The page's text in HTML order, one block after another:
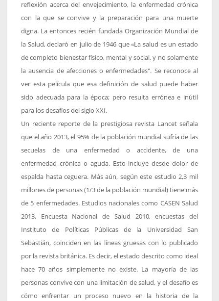
reflexión acerca del envejecimiento, la enfermedad crónica
con la que se convive y la preparación para una muerte
digna. La entonces recién fundada Organización Mundial de
la Salud, declaró en julio de 1946 que «La salud es un estado
de completo bienestar físico, mental y social, y no solamente
la ausencia de afecciones o enfermedades". Se reconoce al
ver esta película que esa definición de salud puede haber
sido adecuada para la época; pero resulta errónea e inútil
para los desafíos del siglo XXI.
Un reciente reporte de la prestigiosa revista Lancet señala
que el año 2013, el 95% de la población mundial sufría de las
secuelas de una enfermedad o accidente, de una
enfermedad crónica o aguda. Esto incluye desde dolor de
espalda hasta ceguera. Más aún, según este estudio 2,3 mil
millones de personas (1/3 de la población mundial) tiene más
de 5 enfermedades. Estudios nacionales como CASEN Salud
2013, Encuesta Nacional de Salud 2010, encuestas del
Instituto de Políticas Públicas de la Universidad San
Sebastián, coinciden en las líneas gruesas con lo publicado
por la revista británica. Es decir, el estado descrito como ideal
hace 70 años simplemente no existe. La mayoría de las
personas convive con una limitación de salud, y el desafío es
cómo enfrentar un proceso nuevo en la historia de la